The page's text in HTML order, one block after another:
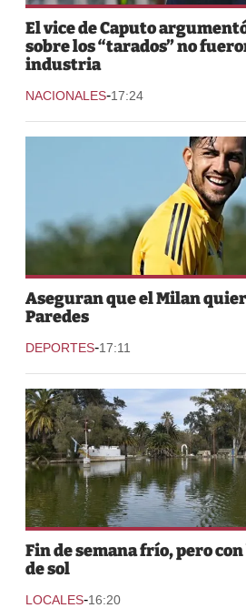
El vice de Caputo
sobre los “tarados” no
industria
NACIONALES-17:24
Aseguran que el Milan
Paredes
DEPORTES-17:11
Fin de semana frío, pero
de sol
LOCALES-16:20